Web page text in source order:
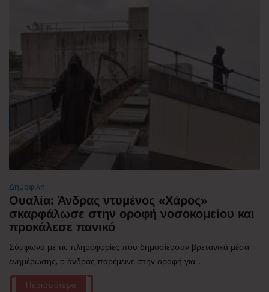
Δημοφιλή
Ουαλία: Άνδρας ντυμένος «Χάρος»
σκαρφάλωσε στην οροφή νοσοκομείου και
προκάλεσε πανικό
Σύμφωνα με τις πληροφορίες που δημοσίευσαν βρετανικά μέσα
ενημέρωσης, ο άνδρας παρέμεινε στην οροφή για...
Περισσότερα